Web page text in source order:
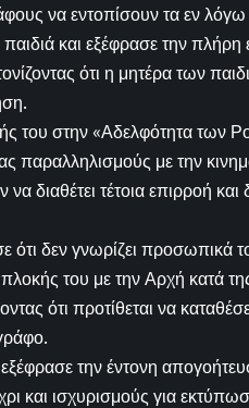
να εντοπίσουν τα εν λόγω
παιδιά και εξέφρασε την
ότι η μητέρα των
του στην «Αδελφότητα των
παραλληλισμούς με την
διαθέτει τέτοια επιρροή
ότι δεν γνωρίζει προσωπικά
του με την Αρχή κατά
ότι προτίθεται να
την έντονη
και ισχυρισμούς για